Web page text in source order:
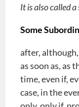
It is also called
Some
after, although,
as soon as, as
time, even if,
case, in the